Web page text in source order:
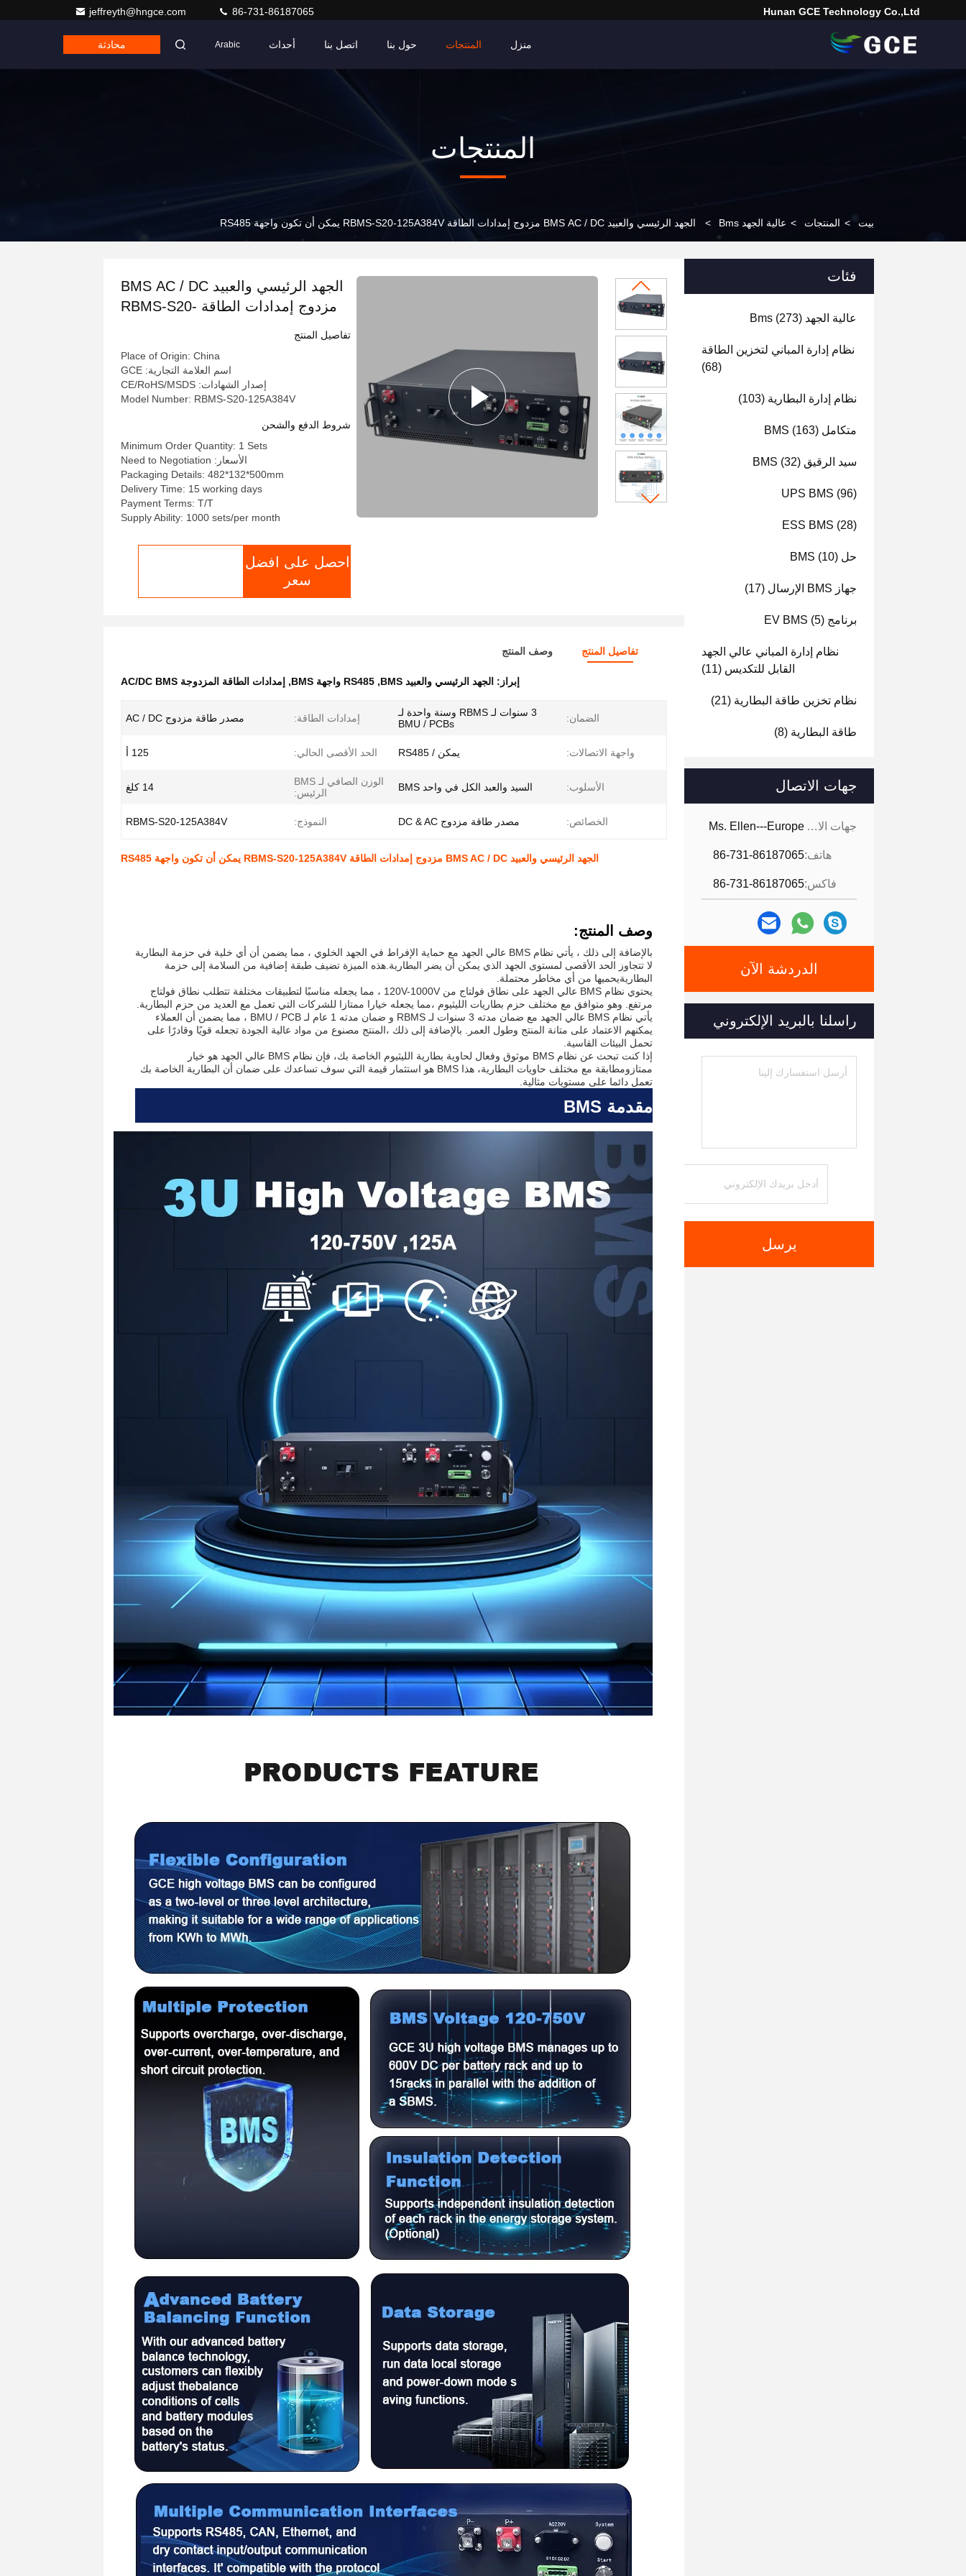
Hunan GCE Technology Co.,Ltd
jeffreyth@hngce.com 86-731-86187065
منزل المنتجات حول بنا اتصل بنا أحداث Arabic محادثة
المنتجات
بيت > المنتجات > عالية الجهد Bms > الجهد الرئيسي والعبيد BMS AC / DC مزدوج إمدادات الطاقة RBMS-S20-125A384V يمكن أن تكون واجهة RS485
فئات
عالية الجهد Bms (273)
نظام إدارة المباني لتخزين الطاقة
(68)
نظام إدارة البطارية (103)
متكامل BMS (163)
سيد الرقيق BMS (32)
UPS BMS (96)
ESS BMS (28)
حل BMS (10)
جهاز BMS الإرسال (17)
برنامج EV BMS (5)
نظام إدارة المباني عالي الجهد
القابل للتكديس (11)
نظام تخزين طاقة البطارية (21)
طاقة البطارية (8)
جهات الاتصال
جهات الاتصال: Ms. Ellen---Europe
هاتف:86-731-86187065
فاكس:86-731-86187065
الدردشة الآن
راسلنا بالبريد الإلكتروني
يرسل
الجهد الرئيسي والعبيد BMS AC / DC
مزدوج إمدادات الطاقة RBMS-S20-
تفاصيل المنتج
Place of Origin: China
اسم العلامة التجارية: GCE
إصدار الشهادات: CE/RoHS/MSDS
Model Number: RBMS-S20-125A384V
شروط الدفع والشحن
Minimum Order Quantity: 1 Sets
الأسعار: Need to Negotiation
Packaging Details: 482*132*500mm
Delivery Time: 15 working days
Payment Terms: T/T
Supply Ability: 1000 sets/per month
احصل على افضل
سعر
تفاصيل المنتج وصف المنتج
إبراز: الجهد الرئيسي والعبيد BMS , RS485 واجهة BMS , إمدادات الطاقة المزدوجة AC/DC BMS
الضمان:
3 سنوات لـ RBMS وسنة واحدة لـ
BMU / PCBs
إمدادات الطاقة: مصدر طاقة مزدوج AC / DC
واجهة الاتصالات: يمكن / RS485 الحد الأقصى الحالي: 125 أ
الأسلوب: السيد والعبد الكل في واحد BMS
الوزن الصافي لـ BMS
الرئيس:
14 كلغ
الخصائص: مصدر طاقة مزدوج DC & AC النموذج: RBMS-S20-125A384V
الجهد الرئيسي والعبيد BMS AC / DC مزدوج إمدادات الطاقة RBMS-S20-125A384V يمكن أن تكون واجهة RS485
وصف المنتج:
بالإضافة إلى ذلك ، يأتي نظام BMS عالي الجهد مع حماية الإفراط في الجهد الخلوي ، مما يضمن أن أي خلية في حزمة البطارية
لا تتجاوز الحد الأقصى لمستوى الجهد الذي يمكن أن يضر البطارية.هذه الميزة تضيف طبقة إضافية من السلامة إلى حزمة
البطاريةيحميها من أي مخاطر محتملة.
يحتوي نظام BMS عالي الجهد على نطاق فولتاج من 120V-1000V ، مما يجعله مناسبًا لتطبيقات مختلفة تتطلب نطاق فولتاج
مرتفع. وهو متوافق مع مختلف حزم بطاريات الليثيوم ،مما يجعله خيارا ممتازا للشركات التي تعمل مع العديد من حزم البطارية.
يأتي نظام BMS عالي الجهد مع ضمان مدته 3 سنوات لـ RBMS و ضمان مدته 1 عام لـ BMU / PCB ، مما يضمن أن العملاء
يمكنهم الاعتماد على متانة المنتج وطول العمر. بالإضافة إلى ذلك ،المنتج مصنوع من مواد عالية الجودة تجعله قويًا وقادرًا على
تحمل البيئات القاسية.
إذا كنت تبحث عن نظام BMS موثوق وفعال لحاوية بطارية الليثيوم الخاصة بك، فإن نظام BMS عالي الجهد هو خيار
ممتازومطابقة مع مختلف حاويات البطارية، هذا BMS هو استثمار قيمة التي سوف تساعدك على ضمان أن البطارية الخاصة بك
تعمل دائما على مستويات مثالية.
مقدمة BMS